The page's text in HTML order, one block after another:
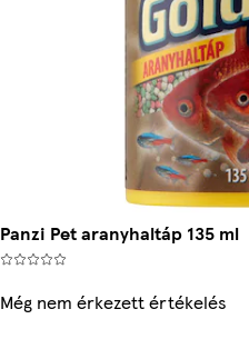
Panzi Pet aranyhaltáp 135 ml
Még nem érkezett értékelés